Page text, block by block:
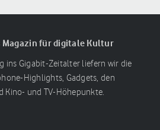
Magazin für digitale Kultur
ins Gigabit-Zeitalter liefern wir die
Highlights, Gadgets, den
Kino- und TV-Höhepunkte.